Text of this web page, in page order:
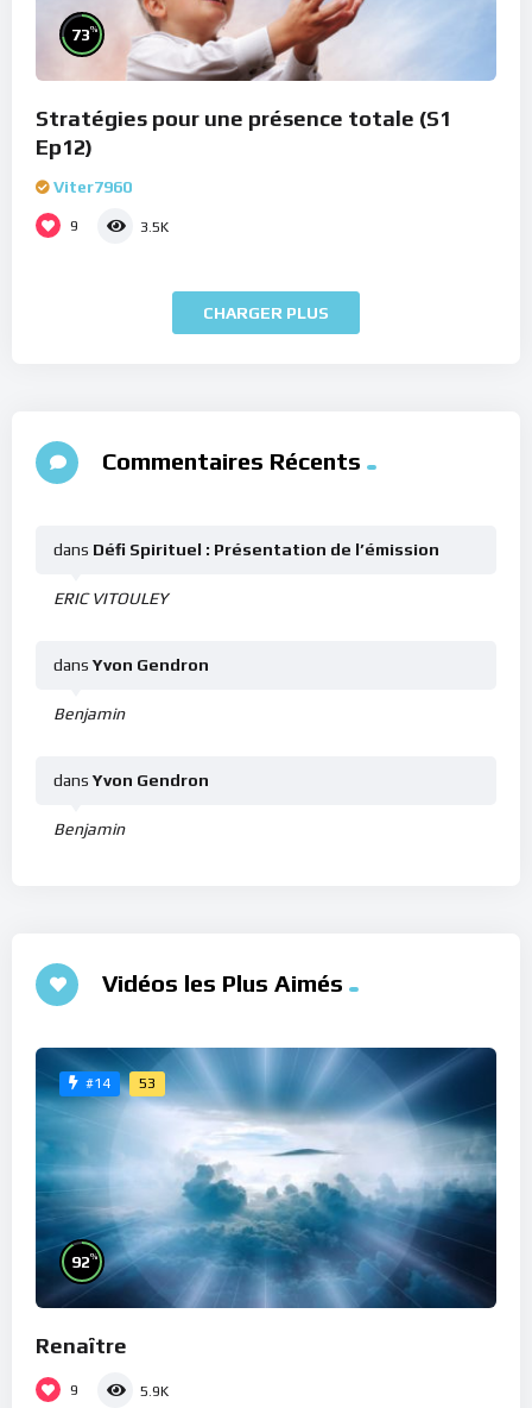
73%
Stratégies pour une présence totale (S1
Ep12)
Viter7960
9 3.5K
CHARGER PLUS
Commentaires Récents
ERIC VITOULEY
dans Défi Spirituel : Présentation de l’émission
Benjamin
dans Yvon Gendron
Benjamin
dans Yvon Gendron
Vidéos les Plus Aimés
#14 53
92%
Renaître
9 5.9K